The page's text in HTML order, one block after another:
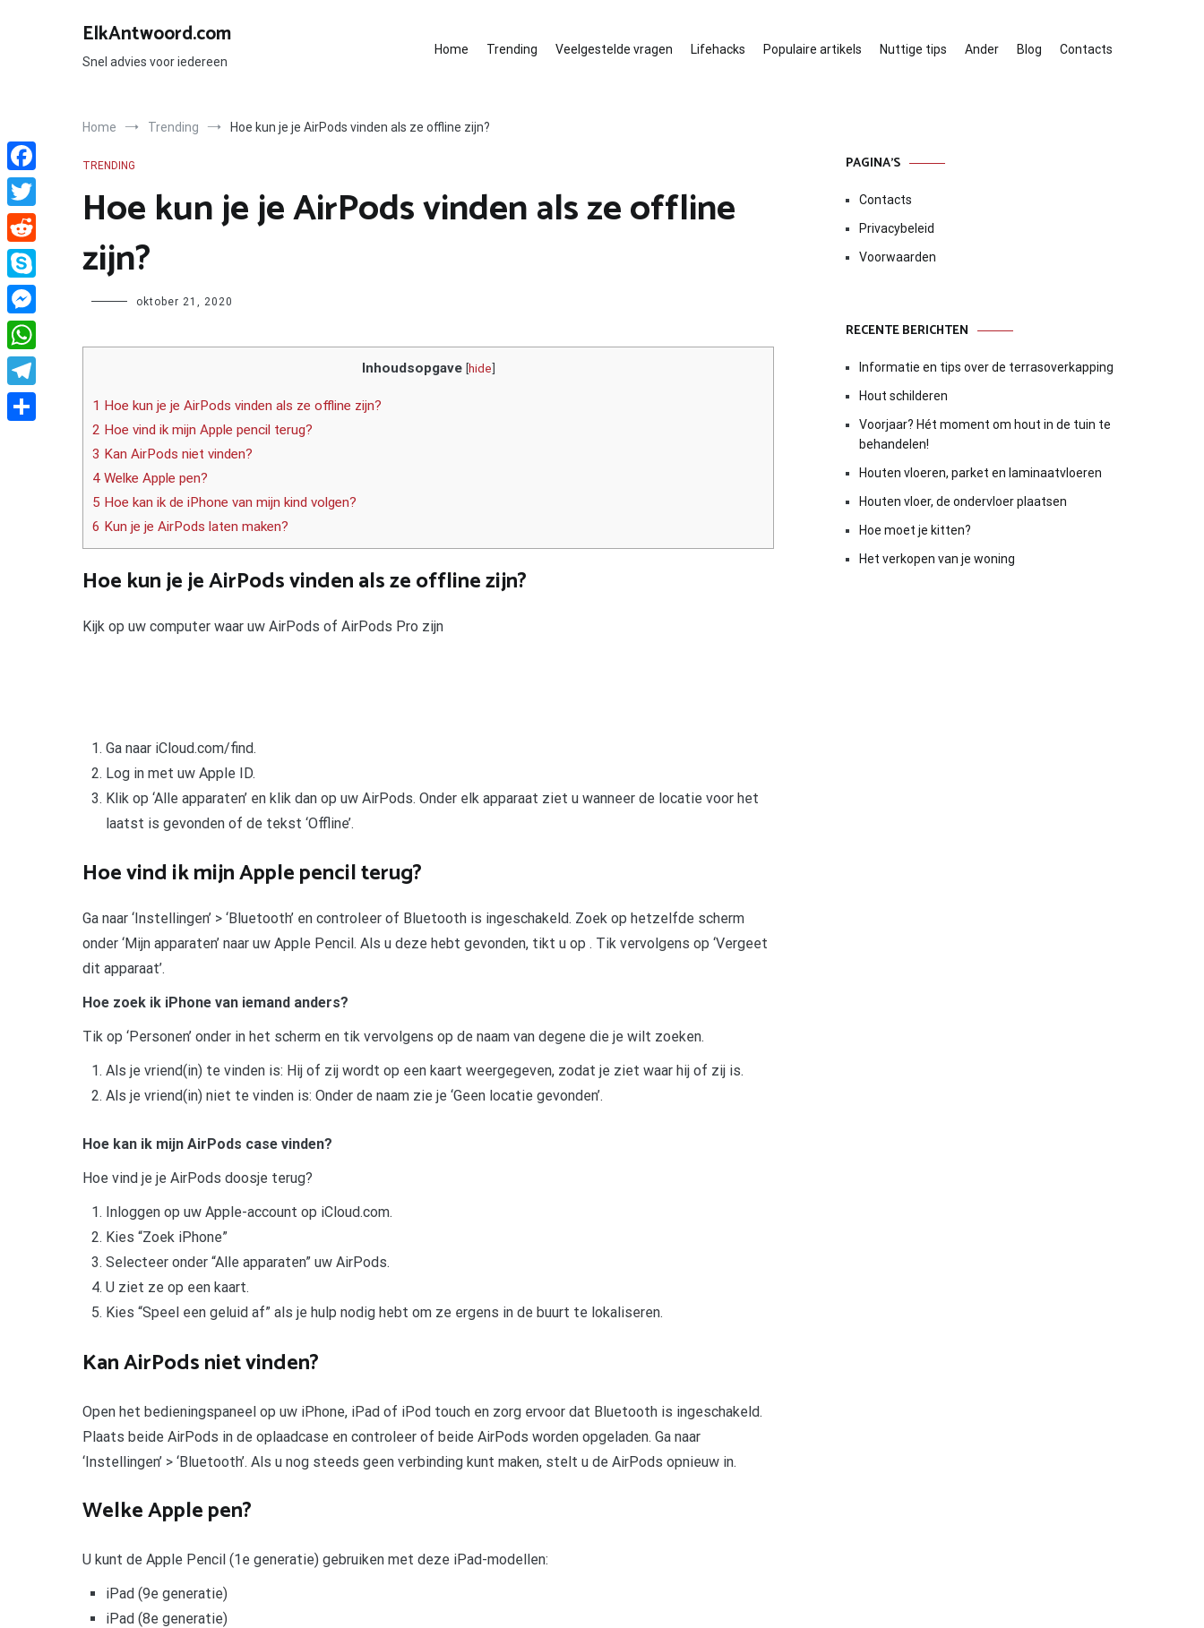
ElkAntwoord.com
Snel advies voor iedereen
Home Trending Veelgestelde vragen Lifehacks Populaire artikels Nuttige tips Ander Blog Contacts
Home Trending Hoe kun je je AirPods vinden als ze offline zijn?
TRENDING
Hoe kun je je AirPods vinden als ze offline
zijn?
Author oktober 21, 2020
Inhoudsopgave [hide]
1 Hoe kun je je AirPods vinden als ze offline zijn?
2 Hoe vind ik mijn Apple pencil terug?
3 Kan AirPods niet vinden?
4 Welke Apple pen?
5 Hoe kan ik de iPhone van mijn kind volgen?
6 Kun je je AirPods laten maken?
Hoe kun je je AirPods vinden als ze offline zijn?
Kijk op uw computer waar uw AirPods of AirPods Pro zijn
Ga naar iCloud.com/find.
Log in met uw Apple ID.
Klik op ‘Alle apparaten’ en klik dan op uw AirPods. Onder elk apparaat ziet u wanneer de locatie voor het
laatst is gevonden of de tekst ‘Offline’.
Hoe vind ik mijn Apple pencil terug?
Ga naar ‘Instellingen’ > ‘Bluetooth’ en controleer of Bluetooth is ingeschakeld. Zoek op hetzelfde scherm
onder ‘Mijn apparaten’ naar uw Apple Pencil. Als u deze hebt gevonden, tikt u op . Tik vervolgens op ‘Vergeet
dit apparaat’.
Hoe zoek ik iPhone van iemand anders?
Tik op ‘Personen’ onder in het scherm en tik vervolgens op de naam van degene die je wilt zoeken.
Als je vriend(in) te vinden is: Hij of zij wordt op een kaart weergegeven, zodat je ziet waar hij of zij is.
Als je vriend(in) niet te vinden is: Onder de naam zie je ‘Geen locatie gevonden’.
Hoe kan ik mijn AirPods case vinden?
Hoe vind je je AirPods doosje terug?
Inloggen op uw Apple-account op iCloud.com.
Kies “Zoek iPhone”
Selecteer onder “Alle apparaten” uw AirPods.
U ziet ze op een kaart.
Kies “Speel een geluid af” als je hulp nodig hebt om ze ergens in de buurt te lokaliseren.
Kan AirPods niet vinden?
Open het bedieningspaneel op uw iPhone, iPad of iPod touch en zorg ervoor dat Bluetooth is ingeschakeld.
Plaats beide AirPods in de oplaadcase en controleer of beide AirPods worden opgeladen. Ga naar
‘Instellingen’ > ‘Bluetooth’. Als u nog steeds geen verbinding kunt maken, stelt u de AirPods opnieuw in.
Welke Apple pen?
U kunt de Apple Pencil (1e generatie) gebruiken met deze iPad-modellen:
iPad (9e generatie)
iPad (8e generatie)
PAGINA’S
Contacts
Privacybeleid
Voorwaarden
RECENTE BERICHTEN
Informatie en tips over de terrasoverkapping
Hout schilderen
Voorjaar? Hét moment om hout in de tuin te
behandelen!
Houten vloeren, parket en laminaatvloeren
Houten vloer, de ondervloer plaatsen
Hoe moet je kitten?
Het verkopen van je woning
Facebook
Twitter
Reddit
Skype
Messenger
WhatsApp
Telegram